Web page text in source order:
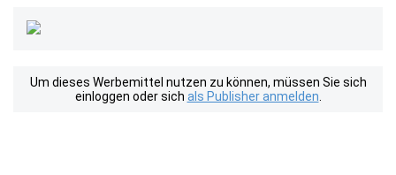
Um dieses Werbemittel nutzen zu können, müssen Sie sich
einloggen oder sich als Publisher anmelden